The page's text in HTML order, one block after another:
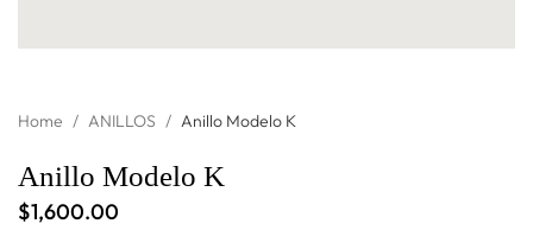
Home / ANILLOS / Anillo Modelo K
Anillo Modelo K
$1,600.00